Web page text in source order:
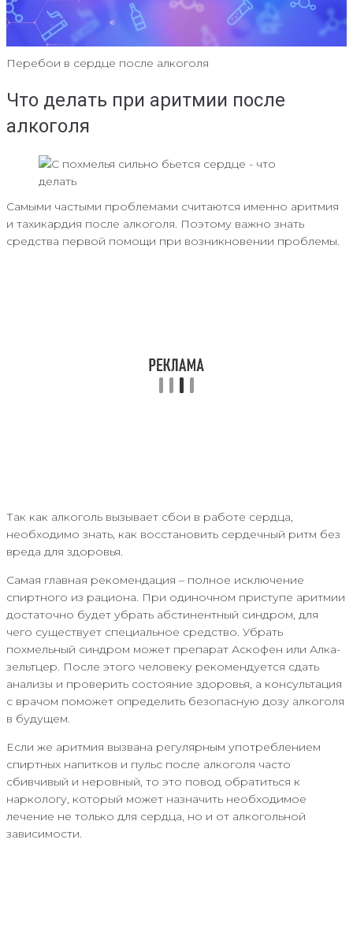
Перебои в сердце после алкоголя
Что делать при аритмии после
алкоголя
Самыми частыми проблемами считаются именно аритмия
и тахикардия после алкоголя. Поэтому важно знать
средства первой помощи при возникновении проблемы.
Так как алкоголь вызывает сбои в работе сердца,
необходимо знать, как восстановить сердечный ритм без
вреда для здоровья.
Самая главная рекомендация – полное исключение
спиртного из рациона. При одиночном приступе аритмии
достаточно будет убрать абстинентный синдром, для
чего существует специальное средство. Убрать
похмельный синдром может препарат Аскофен или Алка-
зельтцер. После этого человеку рекомендуется сдать
анализы и проверить состояние здоровья, а консультация
с врачом поможет определить безопасную дозу алкоголя
в будущем.
Если же аритмия вызвана регулярным употреблением
спиртных напитков и пульс после алкоголя часто
сбивчивый и неровный, то это повод обратиться к
наркологу, который может назначить необходимое
лечение не только для сердца, но и от алкогольной
зависимости.